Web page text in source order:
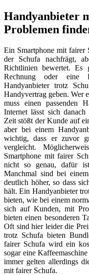
Handyanbieter
Problemen
Ein Smartphone mit fairer
der Schufa nachfrägt,
Richtlinien bewertet.
Rechnung oder eine
Handyanbieter trotz
Handyvertrag geben. Wer
muss einen passenden
Internet lässt sich
Zeit stößt der Kunde auf
aber bei einem
wichtig, dass er zuvor
vergleicht.
Smartphone mit fairer
nicht so genau, dafür
Manchmal sind bei
deutlich höher, so dass
hält. Ein Handyanbieter
bieten, wie bei einem
sich auf Kunden, mit
bieten einen besonderen
Oft sind hier leider die
trotz Schufa bieten
fairer Schufa wird ein
sogar eine
immer gelten allerdings
mit fairer Schufa.